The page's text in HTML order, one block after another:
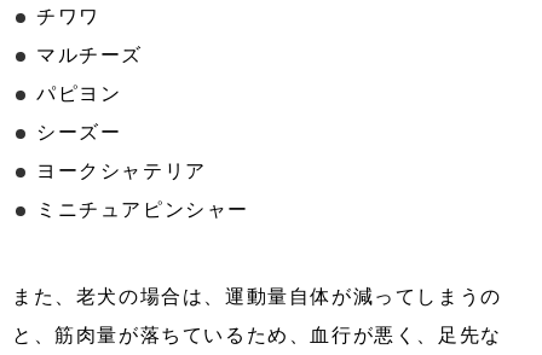
チワワ
マルチーズ
パピヨン
シーズー
ヨークシャテリア
ミニチュアピンシャー
また、老犬の場合は、運動量自体が減ってしまうの
と、筋肉量が落ちているため、血行が悪く、足先な